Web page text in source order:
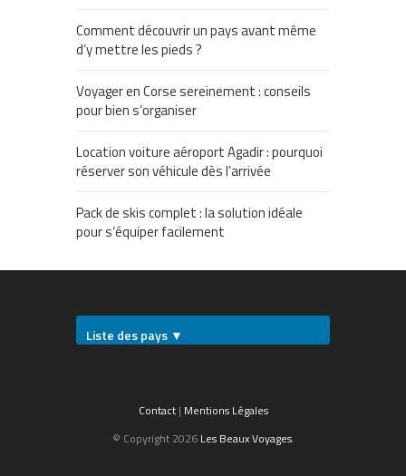
Comment découvrir un pays avant même
d’y mettre les pieds ?
Voyager en Corse sereinement : conseils
pour bien s’organiser
Location voiture aéroport Agadir : pourquoi
réserver son véhicule dès l’arrivée
Pack de skis complet : la solution idéale
pour s’équiper facilement
Liste des pays ▼
Contact| Mentions Légales
© Copyright 2026 Les Beaux Voyages.